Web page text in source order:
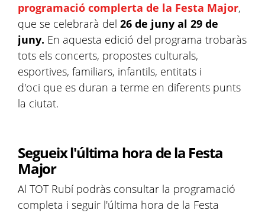
programació complerta de la Festa Major,
que se celebrarà del 26 de juny al 29 de
juny. En aquesta edició del programa trobaràs
tots els concerts, propostes culturals,
esportives, familiars, infantils, entitats i
d'oci que es duran a terme en diferents punts
la ciutat.
Segueix l'última hora de la Festa
Major
Al TOT Rubí podràs consultar la programació
completa i seguir l'última hora de la Festa